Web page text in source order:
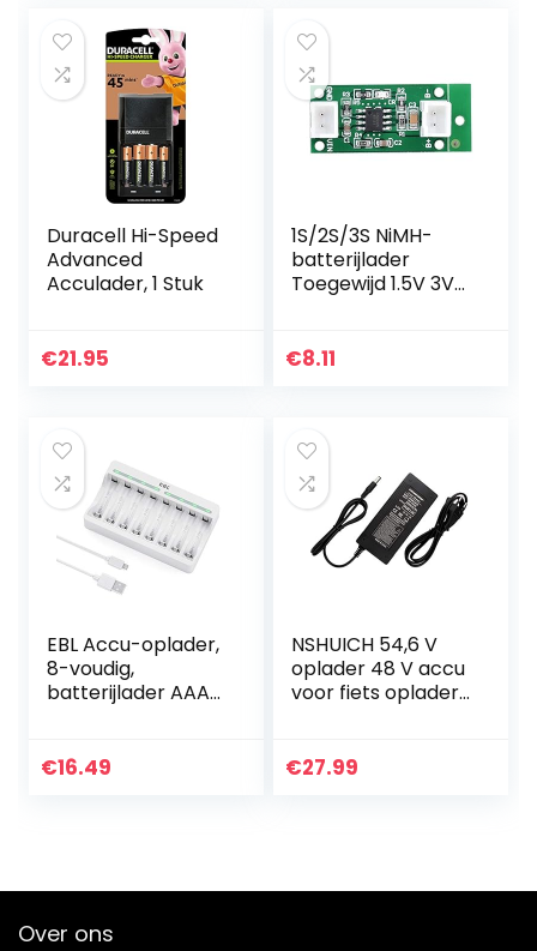
Duracell Hi-Speed
Advanced
Acculader, 1 Stuk
€21.95
1S/2S/3S NiMH-
batterijlader
Toegewijd 1.5V 3V
oplaadbord(3S-
€8.11
EBL Accu-oplader,
8-voudig,
batterijlader AAA
input 5 V 2 A
€16.49
NSHUICH 54,6 V
oplader 48 V accu
voor fiets oplader
1,5 A VCA Li-Ion
€27.99
Over ons